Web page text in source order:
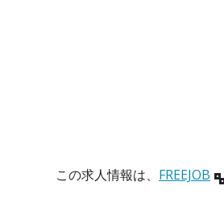
この求人情報は、 FREEJOB